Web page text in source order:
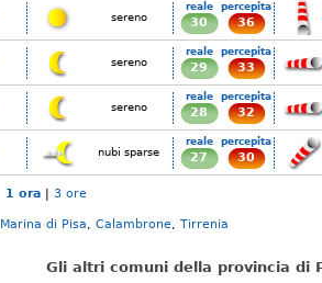
sereno
reale
30
percepita
36
sereno
reale
29
percepita
33
sereno
reale
28
percepita
32
nubi sparse
reale
27
percepita
30
1 ora | 3 ore
Marina di Pisa, Calambrone, Tirrenia
Gli altri comuni della provincia di